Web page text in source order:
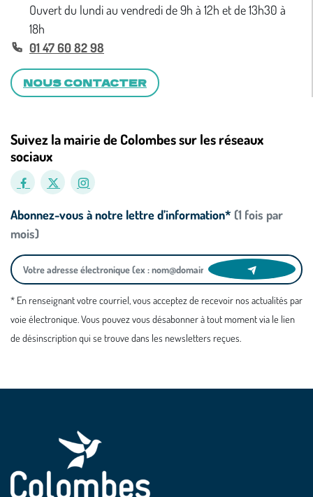
Ouvert du lundi au vendredi de 9h à 12h et de 13h30 à
18h
01 47 60 82 98
NOUS CONTACTER
Suivez la mairie de Colombes sur les réseaux
sociaux
Abonnez-vous à notre lettre d’information* (1 fois par
mois)
* En renseignant votre courriel, vous acceptez de recevoir nos actualités par
voie électronique. Vous pouvez vous désabonner à tout moment via le lien
de désinscription qui se trouve dans les newsletters reçues.